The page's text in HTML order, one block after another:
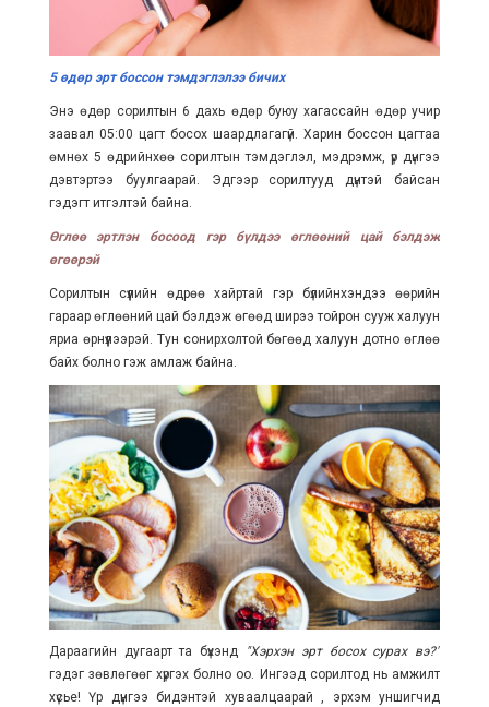
5 өдөр эрт боссон тэмдэглэлээ бичих
Энэ өдөр сорилтын 6 дахь өдөр буюу хагассайн өдөр учир
заавал 05:00 цагт босох шаардлагагүй. Харин боссон цагтаа
өмнөх 5 өдрийнхөө сорилтын тэмдэглэл, мэдрэмж, үр дүнгээ
дэвтэртээ буулгаарай. Эдгээр сорилтууд дүнтэй байсан
гэдэгт итгэлтэй байна.
Өглөө эртлэн босоод гэр бүлдээ өглөөний цай бэлдэж
өгөөрэй
Сорилтын сүүлийн өдрөө хайртай гэр бүлийнхэндээ өөрийн
гараар өглөөний цай бэлдэж өгөөд ширээ тойрон сууж халуун
яриа өрнүүлээрэй. Тун сонирхолтой бөгөөд халуун дотно өглөө
байх болно гэж амлаж байна.
Дараагийн дугаарт та бүхэнд
"Хэрхэн эрт босох сурах вэ?"
гэдэг зөвлөгөөг хүргэх болно оо. Ингээд сорилтод нь амжилт
хүсье! Үр дүнгээ бидэнтэй хуваалцаарай , эрхэм уншигчид